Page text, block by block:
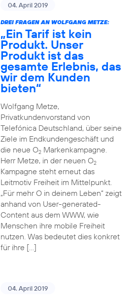
04. April 2019
DREI FRAGEN AN WOLFGANG METZE:
„Ein Tarif ist kein
Produkt. Unser
Produkt ist das
gesamte Erlebnis, das
wir dem Kunden
bieten“
Wolfgang Metze,
Privatkundenvorstand von
Telefónica Deutschland, über seine
Ziele im Endkundengeschäft und
die neue O2Markenkampagne.
Herr Metze, in der neuen O2
Kampagne steht erneut das
Leitmotiv Freiheit im Mittelpunkt.
„Für mehr O in deinem Leben“ zeigt
anhand von User-generated-
Content aus dem WWW, wie
Menschen ihre mobile Freiheit
nutzen. Was bedeutet dies konkret
für ihre […]
04. April 2019